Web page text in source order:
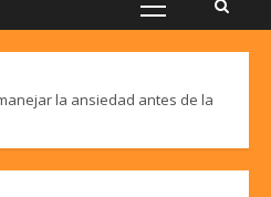
Menú
la ansiedad antes de la